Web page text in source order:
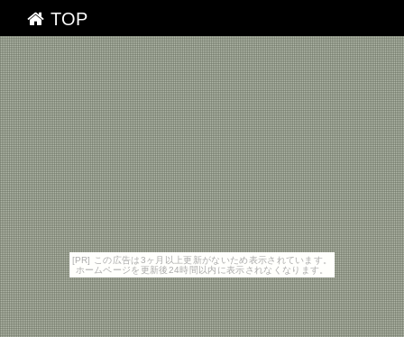
[PR] この広告は3ヶ月以上更新がないため表示されています。
ホームページを更新後24時間以内に表示されなくなります。
TOP